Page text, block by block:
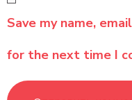
Save my name,
for the next time I